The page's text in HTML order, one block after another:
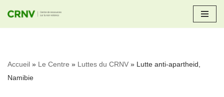
Aller
Accueil » Le Centre » Luttes du CRNV » Lutte anti-apartheid,
Namibie